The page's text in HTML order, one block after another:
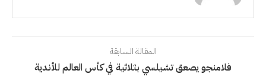
المقالة السابقة
فلامنجو يصعق تشيلسي بثلاثية في كأس العالم للأندية